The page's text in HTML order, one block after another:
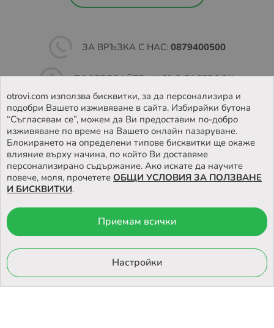
ЗА ВРЪЗКА С НАС: 0879400500
ПОСЛЕДВАЙТЕ НИ ВЪВFACEBOOK
НАМЕРЕТЕ НАШИЯТ МАГАЗИН
© 2026 Otrovi.com. Всички права запазени ™ |Карта на сайта
Онлайн магазин
otrovi.com използва бисквитки, за да персонализира и
подобри Вашето изживяване в сайта. Избирайки бутона
“Съгласявам се”, можем да Ви предоставим по-добро
изживяване по време на Вашето онлайн пазаруване.
Блокирането на определени типове бисквитки ще окаже
влияние върху начина, по който Ви доставяме
персонализирано съдържание. Ако искате да научите
повече, моля, прочетете ОБЩИ УСЛОВИЯ ЗА ПОЛЗВАНЕ
И БИСКВИТКИ.
Приемам всички
Настройки